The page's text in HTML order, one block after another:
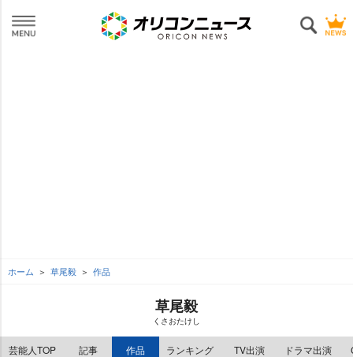
ホーム 草尾毅 作品
草尾毅
くさおたけし
芸能人TOP 記事 作品 ランキング TV出演 ドラマ出演